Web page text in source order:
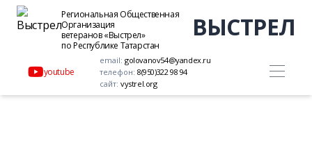
Региональная Общественная
Организация
ветеранов «Выстрел»
по Республике Татарстан
ВЫСТРЕЛ
youtube
email: golovanov54@yandex.ru
телефон: 8(950)322 98 94
сайт: vystrel.org